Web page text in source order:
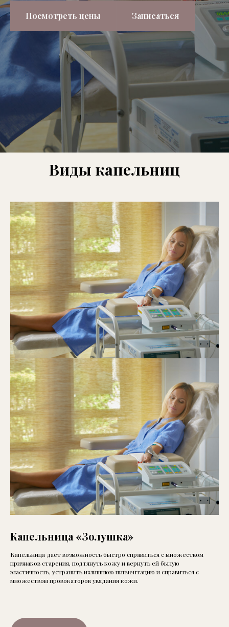
Посмотреть цены Записаться
Виды капельниц
Капельница «Золушка»
Капельница дает возможность быстро справиться с множеством
признаков старения, подтянуть кожу и вернуть ей былую
эластичность, устранить излишнюю пигментацию и справиться с
множеством провокаторов увядания кожи.